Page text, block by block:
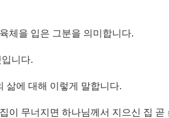
체을 입은 그분을 의미합니다.
니다.
삶에 대해 이렇게 말합니다.
이 무너지면 하나님께서 지으신 집